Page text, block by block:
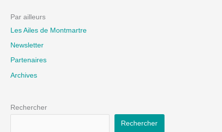
Par ailleurs
Les Ailes de Montmartre
Newsletter
Partenaires
Archives
Rechercher
Rechercher